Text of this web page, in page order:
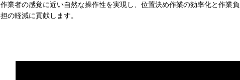
作業者の感覚に近い自然な操作性を実現し、位置決め作業の効率化と作業負
担の軽減に貢献します。